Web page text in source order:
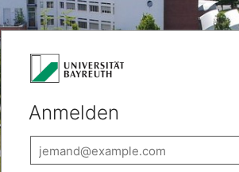
Anmelden